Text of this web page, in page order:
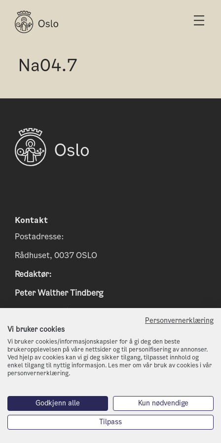
Na04.7
Kontakt
Postadresse:
Rådhuset, 0037 OSLO
Redaktør:
Peter Walther Tindberg
Epost:peter.tindberg@osloskolen.no
www.klimaoslo.no
postmottak@kli.oslo.kommune.no
http://www.oslo.kommune.no
Personvernerklæring
Vi bruker cookies
Vi bruker cookies/informasjonskapsler for å gi deg den beste
brukeropplevelsen på våre nettsider og til personifisering av annonser.
Ved hjelp av cookies kan vi gi deg sikker tilgang, tilpasset innhold og
enkel tilgang til nyttig informasjon. Les mer om vår bruk av cookies i vår
personvernerklæring.
Godkjenn alle
Kun nødvendige
Tilpass